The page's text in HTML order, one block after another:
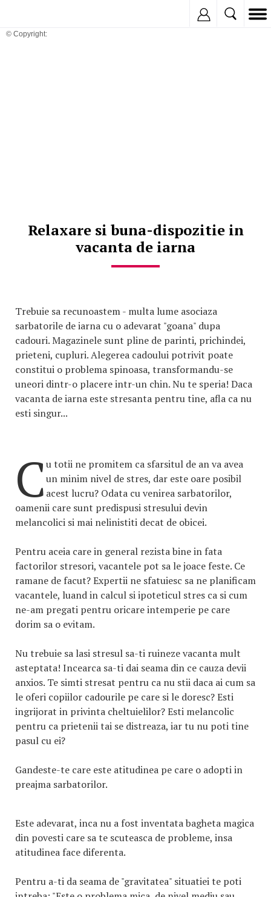
© Copyright:
Relaxare si buna-dispozitie in
vacanta de iarna
Trebuie sa recunoastem - multa lume asociaza
sarbatorile de iarna cu o adevarat "goana" dupa
cadouri. Magazinele sunt pline de parinti, prichindei,
prieteni, cupluri. Alegerea cadoului potrivit poate
constitui o problema spinoasa, transformandu-se
uneori dintr-o placere intr-un chin. Nu te speria! Daca
vacanta de iarna este stresanta pentru tine, afla ca nu
esti singur...
Cu totii ne promitem ca sfarsitul de an va avea
un minim nivel de stres, dar este oare posibil
acest lucru? Odata cu venirea sarbatorilor,
oamenii care sunt predispusi stresului devin
melancolici si mai nelinistiti decat de obicei.
Pentru aceia care in general rezista bine in fata
factorilor stresori, vacantele pot sa le joace feste. Ce
ramane de facut? Expertii ne sfatuiesc sa ne planificam
vacantele, luand in calcul si ipoteticul stres ca si cum
ne-am pregati pentru oricare intemperie pe care
dorim sa o evitam.
Nu trebuie sa lasi stresul sa-ti ruineze vacanta mult
asteptata! Incearca sa-ti dai seama din ce cauza devii
anxios. Te simti stresat pentru ca nu stii daca ai cum sa
le oferi copiilor cadourile pe care si le doresc? Esti
ingrijorat in privinta cheltuielilor? Esti melancolic
pentru ca prietenii tai se distreaza, iar tu nu poti tine
pasul cu ei?
Gandeste-te care este atitudinea pe care o adopti in
preajma sarbatorilor.
Este adevarat, inca nu a fost inventata bagheta magica
din povesti care sa te scuteasca de probleme, insa
atitudinea face diferenta.
Pentru a-ti da seama de "gravitatea" situatiei te poti